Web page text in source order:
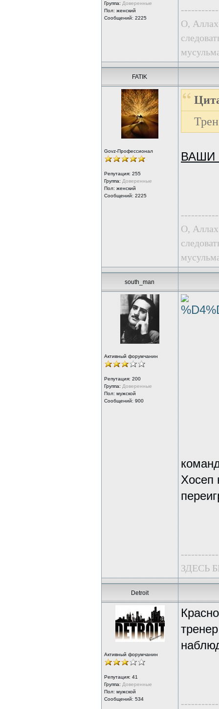
Группа: Доверенные
Пол: женский
Сообщений: 2225
О,
FATIK
Govz-Профессионал
Репутация: 255
Группа: Доверенные
Пол: женский
Сообщений: 2225
ВАШИ
О,
south_man
Активный форумчанин
Репутация: 200
Группа: Доверенные
Пол: мужской
Сообщений: 900
Хосеп
ЗДЕСЬ
Detroit
Активный форумчанин
Репутация: 41
Группа: Доверенные
Пол: мужской
Сообщений: 534